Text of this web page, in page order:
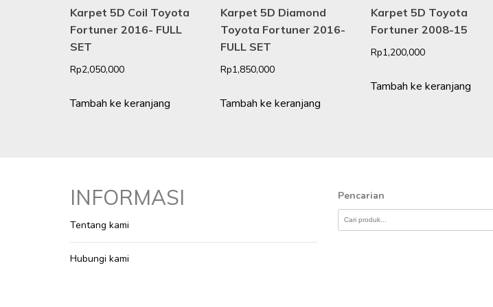
Karpet 5D Coil Toyota
Fortuner 2016- FULL
SET
Rp2,050,000
Tambah ke keranjang
Karpet 5D Diamond
Toyota Fortuner 2016-
FULL SET
Rp1,850,000
Tambah ke keranjang
Karpet 5D Toyota
Fortuner 2008-15
Rp1,200,000
Tambah ke keranjang
INFORMASI
Tentang kami
Hubungi kami
Pencarian